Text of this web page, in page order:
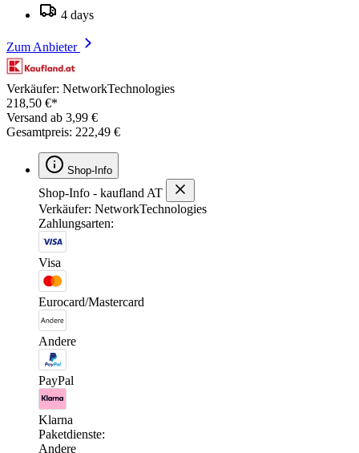
4 days
Zum Anbieter
Verkäufer: NetworkTechnologies
218,50 €*
Versand ab 3,99 €
Gesamtpreis: 222,49 €
Shop-Info
Shop-Info - kaufland AT
Verkäufer: NetworkTechnologies
Zahlungsarten:
Visa
Eurocard/Mastercard
Andere
PayPal
Klarna
Paketdienste:
Andere